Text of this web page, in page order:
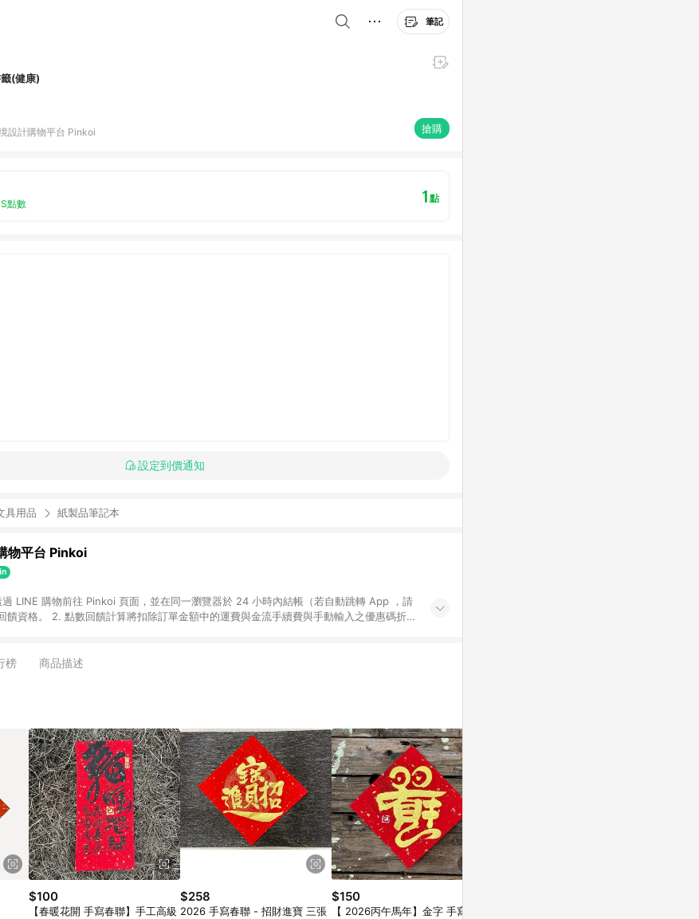
筆記
(健康)
設計購物平台 Pinkoi 搶購
點數 1點
設定到價通知
具用品 紙製品筆記本
物平台 Pinkoi
LINE 購物前往 Pinkoi 頁面，並在同一瀏覽器於 24 小時內結帳（若自動跳轉 App ，請
饋資格。 2. 點數回饋計算將扣除訂單金額中的運費與金流手續費與手動輸入之優惠碼折
APP 請更新至Android v4.6.0 / iOS v4.1.5 以上才具贈點資格。 7. 點數將於出貨後 45 天
明為準。 11. 若於 LINE 購物前往 Pinkoi 頁面後才首次下載 Pinkoi APP 並完成訂單，不
榜 商品描述
$100
【春暖花開 手寫春聯】手工高級
$258
2026 手寫春聯 - 招財進寶 三張
$150
【 2026丙午馬年】金字 手寫春